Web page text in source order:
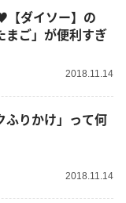
【ダイソー】の
まご」が便利すぎ
2018.11.14
ふりかけ」って何
2018.11.14